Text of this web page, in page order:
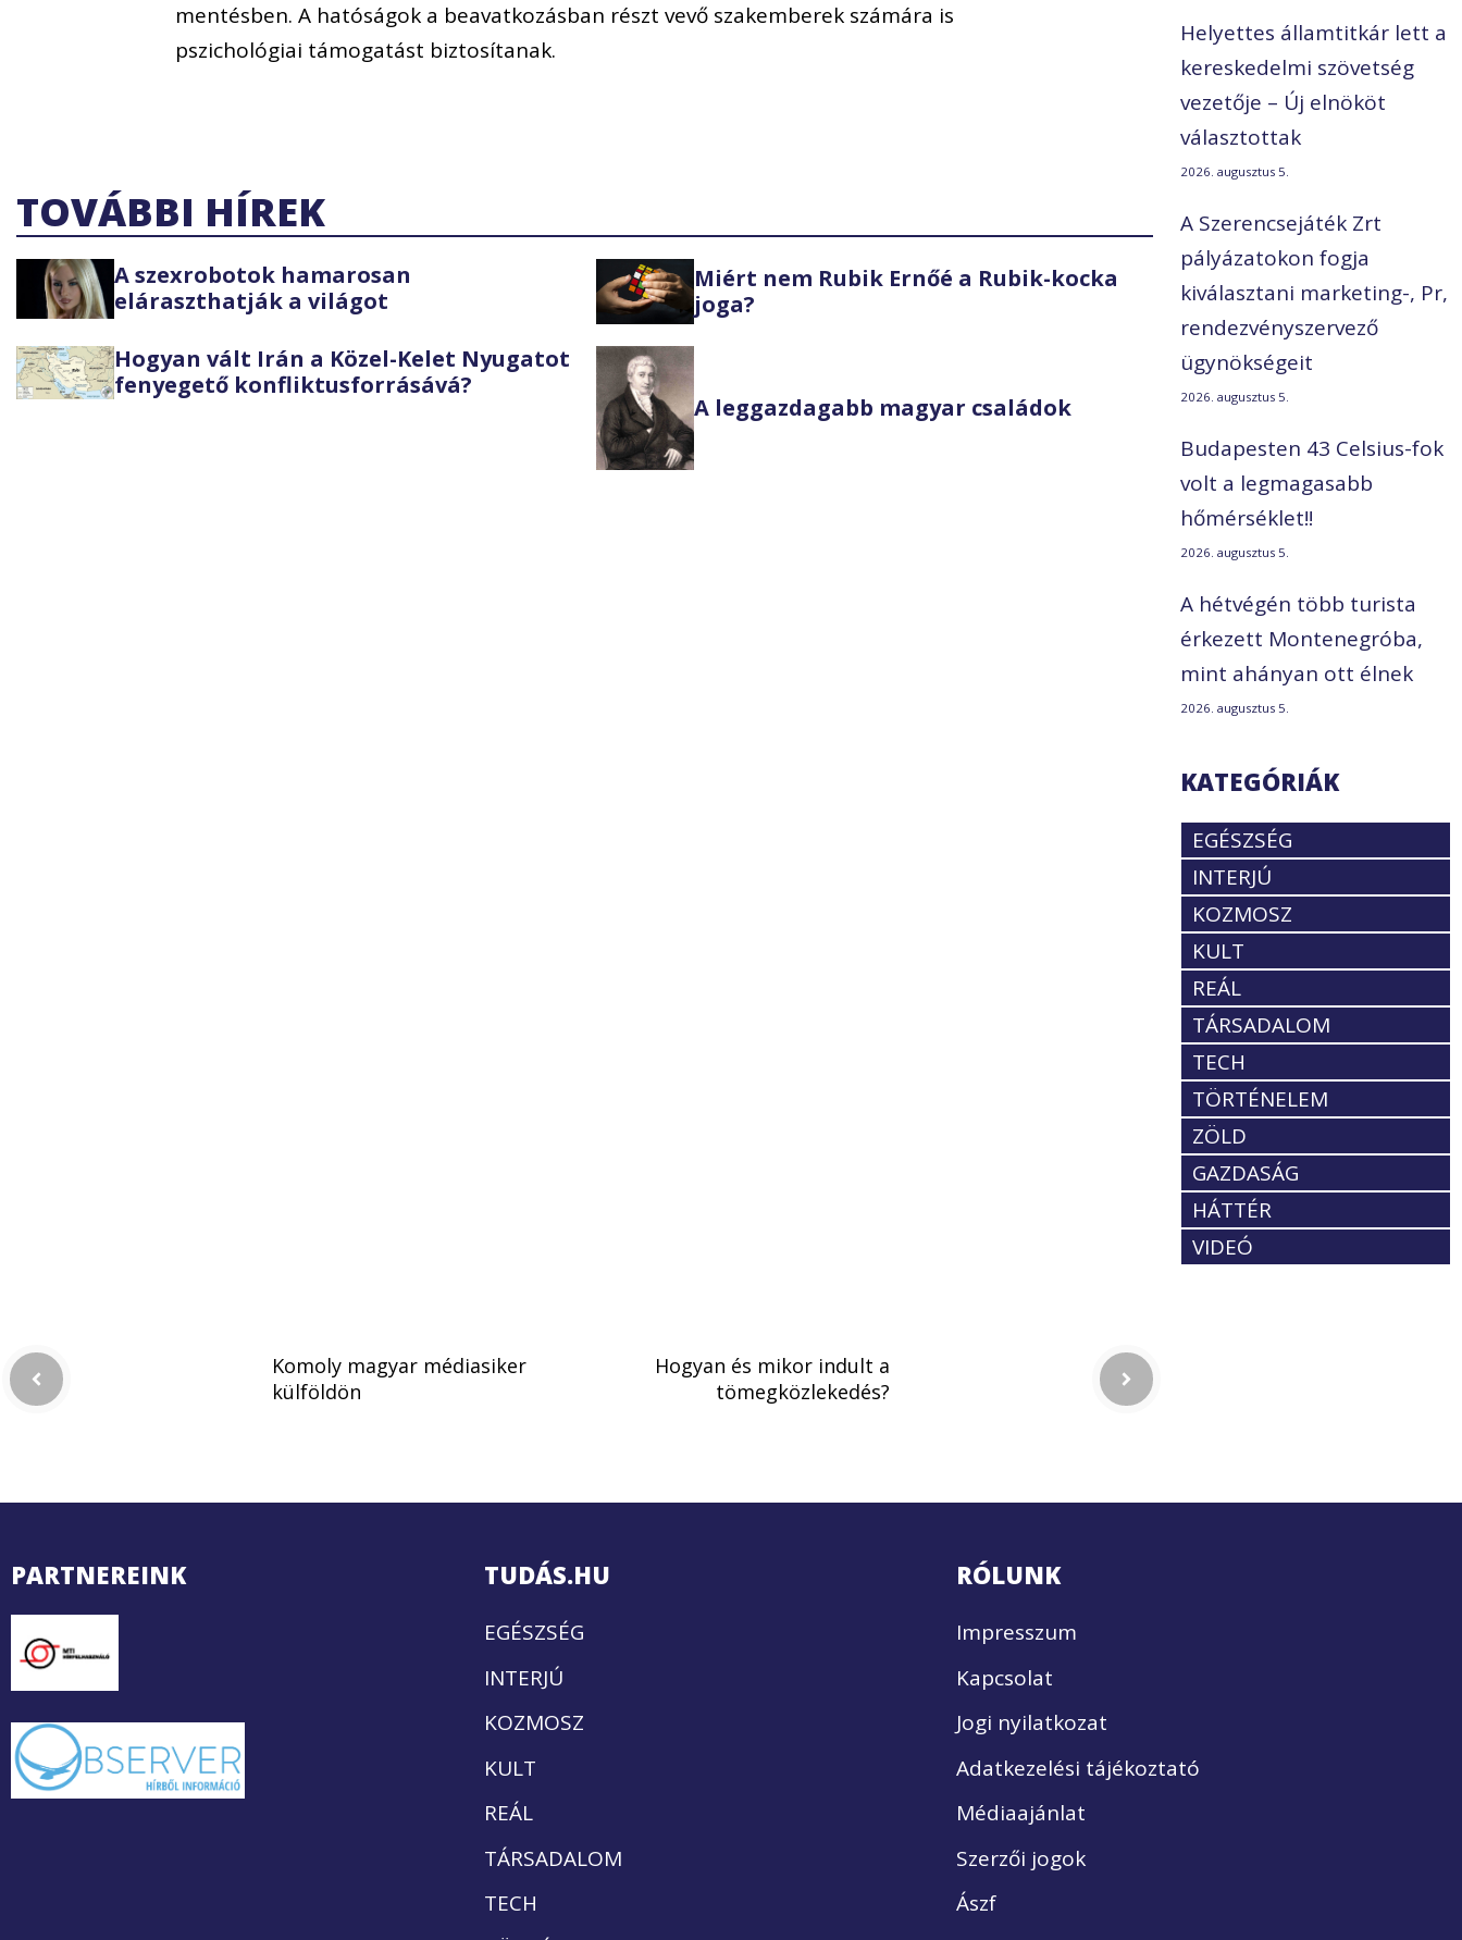
mentésben. A hatóságok a beavatkozásban részt vevő szakemberek számára is
pszichológiai támogatást biztosítanak.
TOVÁBBI HÍREK
A szexrobotok hamarosan
eláraszthatják a világot
Miért nem Rubik Ernőé a Rubik-kocka
joga?
Hogyan vált Irán a Közel-Kelet Nyugatot
fenyegető konfliktusforrásává?
A leggazdagabb magyar családok
Helyettes államtitkár lett a
kereskedelmi szövetség
vezetője – Új elnököt
választottak
2026. augusztus 5.
A Szerencsejáték Zrt
pályázatokon fogja
kiválasztani marketing-, Pr,
rendezvényszervező
ügynökségeit
2026. augusztus 5.
Budapesten 43 Celsius-fok
volt a legmagasabb
hőmérséklet!!
2026. augusztus 5.
A hétvégén több turista
érkezett Montenegróba,
mint ahányan ott élnek
2026. augusztus 5.
KATEGÓRIÁK
EGÉSZSÉG
INTERJÚ
KOZMOSZ
KULT
REÁL
TÁRSADALOM
TECH
TÖRTÉNELEM
ZÖLD
GAZDASÁG
HÁTTÉR
VIDEÓ
Komoly magyar médiasiker
külföldön
Hogyan és mikor indult a
tömegközlekedés?
PARTNEREINK TUDÁS.HU
EGÉSZSÉG
INTERJÚ
KOZMOSZ
KULT
REÁL
TÁRSADALOM
TECH
RÓLUNK
Impresszum
Kapcsolat
Jogi nyilatkozat
Adatkezelési tájékoztató
Médiaajánlat
Szerzői jogok
Ászf